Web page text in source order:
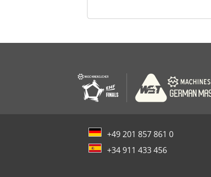
+49 201 857 861 0
+34 911 433 456